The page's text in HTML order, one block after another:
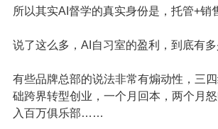
所以其实AI督学的真实身份是，托管+销
说了这么多，AI自习室的盈利，到底有多
有些品牌总部的说法非常有煽动性，三
础跨界转型创业，一个月回本，两个月
入百万俱乐部……